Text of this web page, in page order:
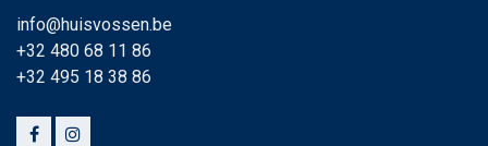
info@huisvossen.be
+32 480 68 11 86
+32 495 18 38 86